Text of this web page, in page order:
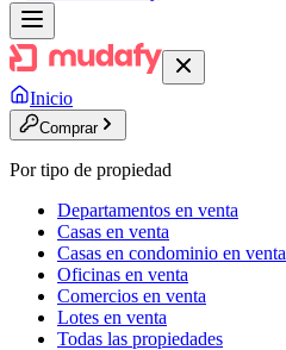
Inicio
Comprar
Por tipo de propiedad
Departamentos en venta
Casas en venta
Casas en condominio en venta
Oficinas en venta
Comercios en venta
Lotes en venta
Todas las propiedades